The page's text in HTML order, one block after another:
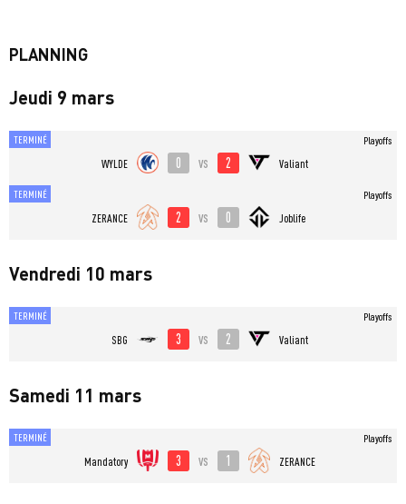
PLANNING
Jeudi 9 mars
TERMINÉ
WYLDE 0 vs 2 Valiant
Playoffs
TERMINÉ
ZERANCE 2 vs 0 Joblife
Playoffs
Vendredi 10 mars
TERMINÉ
SBG 3 vs 2 Valiant
Playoffs
Samedi 11 mars
TERMINÉ
Mandatory 3 vs 1 ZERANCE
Playoffs